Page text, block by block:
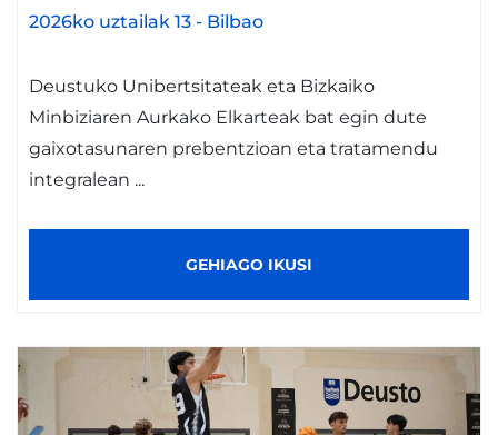
2026ko uztailak 13 - Bilbao
Deustuko Unibertsitateak eta Bizkaiko
Minbiziaren Aurkako Elkarteak bat egin dute
gaixotasunaren prebentzioan eta tratamendu
integralean ...
GEHIAGO IKUSI